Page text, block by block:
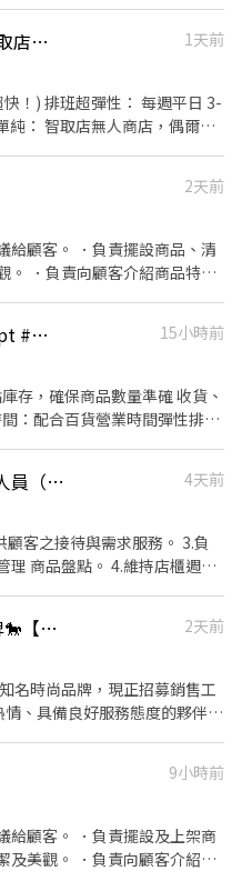
大安/可預支/附近安排/蝦皮智取店│巡迴理貨員│排班超彈性│
1天前
！) 排班超彈性： 每週平日 3-
純： 智取店無人商店，偶爾跑
迴： 每日依排班支援 3～5 間
自由度高！) 【工作時間】 (班
或 08:00～13:00 晚班：
應徵】 想賺高薪、排班自由
店 台北市大安區潮
大安區信義路四段294巷2號
忠孝東路三段251巷13弄4號1
2天前
給顧客。 ．負責擺設商品、清
。 ．負責向顧客介紹商品特
存量及撰寫當日業務報表。
✨美國經典服飾品牌-專櫃門市pt #免銷售#長短皆可討論#遠東Sogo
15小時前
存，確保商品數量準確 收貨、
：配合百貨營業時間彈性排班
台北忠孝SOGO_HOHOS快閃人員（8/31-9/24）
4天前
客之接待與需求服務。 3.負
理 商品盤點。 4.維持店櫃週遭
忠孝SOGO✨美式經典服裝品牌🐎【門市工讀】 #長期 #百貨
2天前
名時尚品牌，現正招募銷售工
、具備良好服務態度的夥伴，
$200/時 . 【工作時間】一周
例假日排休） . 【地點】臺北
速應徵｜加賴 ID：
分機230)
9小時前
給顧客。 ．負責擺設及上架商
及美觀。 ．負責向顧客介紹商